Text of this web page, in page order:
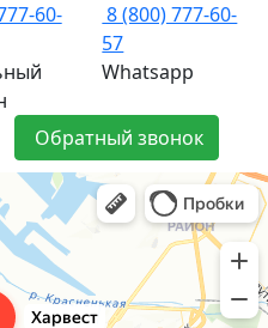
60-
8 (800) 777-60-
57
Whatsapp
Обратный звонок